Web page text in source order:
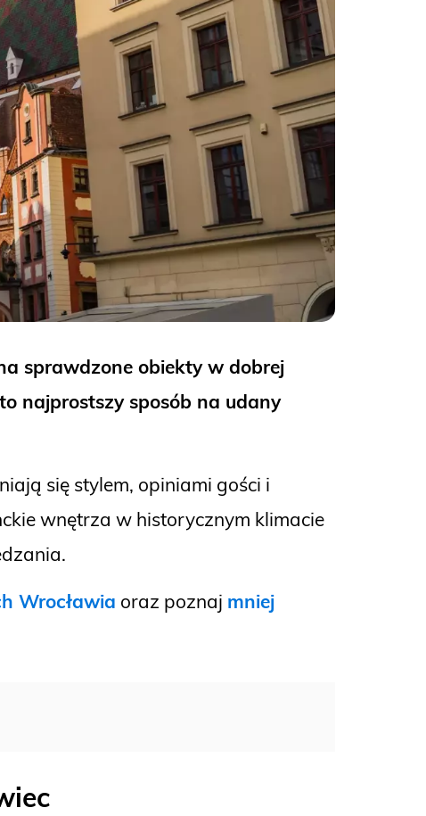
sprawdzone obiekty w dobrej
najprostszy sposób na udany
się stylem, opiniami gości i
wnętrza w historycznym klimacie
Wrocławia oraz poznaj mniej